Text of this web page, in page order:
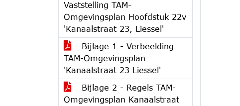
Vaststelling TAM-
Omgevingsplan Hoofdstuk 22v
'Kanaalstraat 23, Liessel'
Bijlage 1 - Verbeelding
TAM-Omgevingsplan
'Kanaalstraat 23 Liessel'
Bijlage 2 - Regels TAM-
Omgevingsplan Kanaalstraat